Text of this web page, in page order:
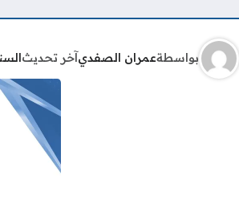
بواسطةعمران الصفدي آخر تحديث